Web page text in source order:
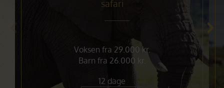
safari
Voksen fra 29.000 kr.
Barn fra 26.000 kr.
12 dage